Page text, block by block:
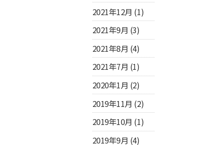
2021年12月 (1)
2021年9月 (3)
2021年8月 (4)
2021年7月 (1)
2020年1月 (2)
2019年11月 (2)
2019年10月 (1)
2019年9月 (4)